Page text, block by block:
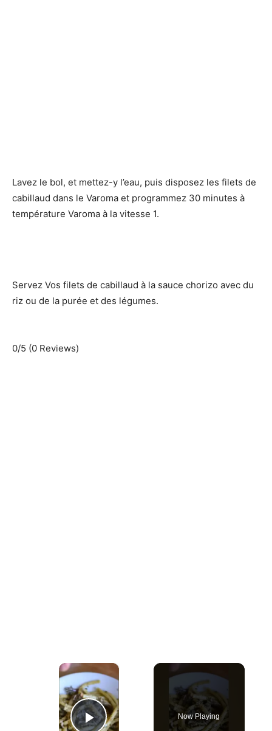
Lavez le bol, et mettez-y l’eau, puis disposez les filets de
cabillaud dans le Varoma et programmez 30 minutes à
température Varoma à la vitesse 1.
Servez Vos filets de cabillaud à la sauce chorizo avec du
riz ou de la purée et des légumes.
0/5 (0 Reviews)
×
Now Playing